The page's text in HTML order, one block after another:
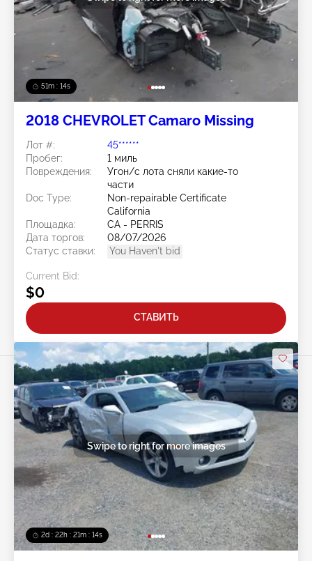
51m : 11s
2018 CHEVROLET Camaro Missing
Лот #:
45******
Пробег:
1 миль
Повреждения:
Угон/с лота сняли какие-то
части
Doc Type:
Non-repairable Certificate
California
Площадка:
CA - PERRIS
Дата торгов:
08/07/2026
Статус ставки:
You Haven't bid
Current Bid:
$0
СТАВИТЬ
2d : 22h : 21m : 11s
Swipe to right for more images